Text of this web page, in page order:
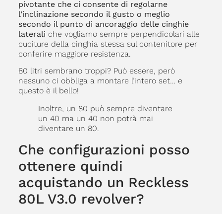
pivotante che ci consente di regolarne
l’inclinazione secondo il gusto o meglio
secondo il punto di ancoraggio delle cinghie
laterali che vogliamo sempre perpendicolari alle
cuciture della cinghia stessa sul contenitore per
conferire maggiore resistenza.
80 litri sembrano troppi? Può essere, però
nessuno ci obbliga a montare l’intero set… e
questo è il bello!
Inoltre, un 80 può sempre diventare
un 40 ma un 40 non potrà mai
diventare un 80.
Che configurazioni posso
ottenere quindi
acquistando un Reckless
80L V3.0 revolver?